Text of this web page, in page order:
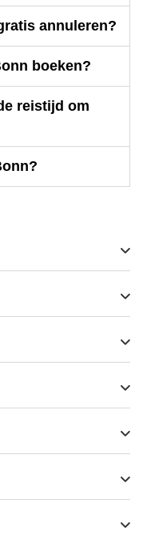
annuleren?
boeken?
reistijd om